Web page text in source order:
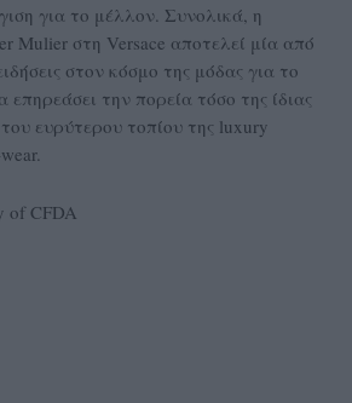
για το μέλλον. Συνολικά, η
Mulier στη Versace αποτελεί μία από
στον κόσμο της μόδας για το
επηρεάσει την πορεία τόσο της ίδιας
ευρύτερου τοπίου της luxury
of CFDA